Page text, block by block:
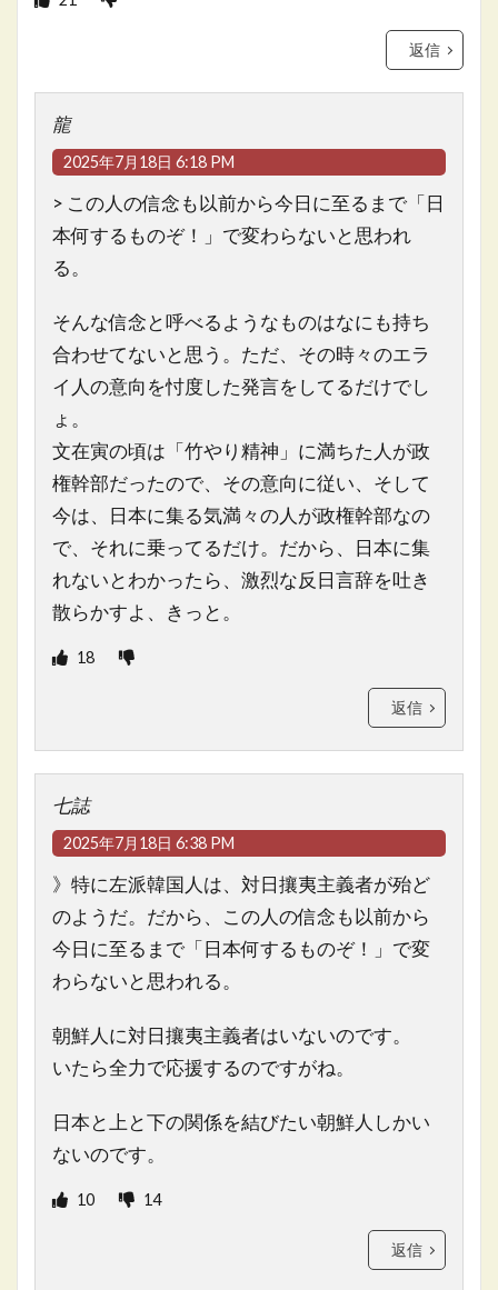
返信
龍
2025年7月18日 6:18 PM
> この人の信念も以前から今日に至るまで「日
本何するものぞ！」で変わらないと思われ
る。
そんな信念と呼べるようなものはなにも持ち
合わせてないと思う。ただ、その時々のエラ
イ人の意向を忖度した発言をしてるだけでし
ょ。
文在寅の頃は「竹やり精神」に満ちた人が政
権幹部だったので、その意向に従い、そして
今は、日本に集る気満々の人が政権幹部なの
で、それに乗ってるだけ。だから、日本に集
れないとわかったら、激烈な反日言辞を吐き
散らかすよ、きっと。
18
返信
七誌
2025年7月18日 6:38 PM
》特に左派韓国人は、対日攘夷主義者が殆ど
のようだ。だから、この人の信念も以前から
今日に至るまで「日本何するものぞ！」で変
わらないと思われる。
朝鮮人に対日攘夷主義者はいないのです。
いたら全力で応援するのですがね。
日本と上と下の関係を結びたい朝鮮人しかい
ないのです。
10 14
返信